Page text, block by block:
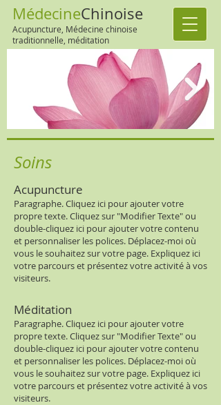
MédecineChinoise
Acupuncture, Médecine chinoise
traditionnelle, méditation
Soins
Acupuncture
Paragraphe. Cliquez ici pour ajouter votre
propre texte. Cliquez sur "Modifier Texte" ou
double-cliquez ici pour ajouter votre contenu
et personnaliser les polices. Déplacez-moi où
vous le souhaitez sur votre page. Expliquez ici
votre parcours et présentez votre activité à vos
visiteurs.
Méditation
Paragraphe. Cliquez ici pour ajouter votre
propre texte. Cliquez sur "Modifier Texte" ou
double-cliquez ici pour ajouter votre contenu
et personnaliser les polices. Déplacez-moi où
vous le souhaitez sur votre page. Expliquez ici
votre parcours et présentez votre activité à vos
visiteurs.